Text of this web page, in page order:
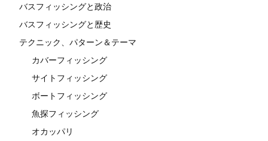
バスフィッシングと政治
バスフィッシングと歴史
テクニック、パターン＆テーマ
カバーフィッシング
サイトフィッシング
ボートフィッシング
魚探フィッシング
オカッパリ